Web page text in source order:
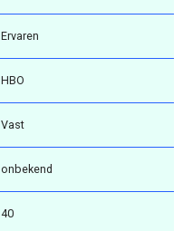
Ervaren
HBO
Vast
onbekend
40